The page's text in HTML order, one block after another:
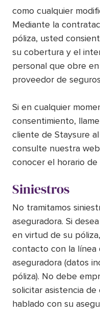
como cualquier
Mediante la
póliza, usted
su cobertura y el
personal que obre
proveedor de
Si en cualquier
consentimiento,
cliente de Staysure
consulte nuestra
conocer el horario
Siniestros
No tramitamos
aseguradora. Si
en virtud de su
contacto con la línea
aseguradora (datos
póliza). No debe
solicitar asistencia
hablado con su